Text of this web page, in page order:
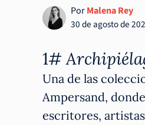
PorMalena Rey
30 de agosto de
1#
Una de las
Ampersand,
escritores,